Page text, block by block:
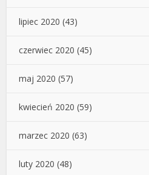
lipiec 2020 (43)
czerwiec 2020 (45)
maj 2020 (57)
kwiecień 2020 (59)
marzec 2020 (63)
luty 2020 (48)